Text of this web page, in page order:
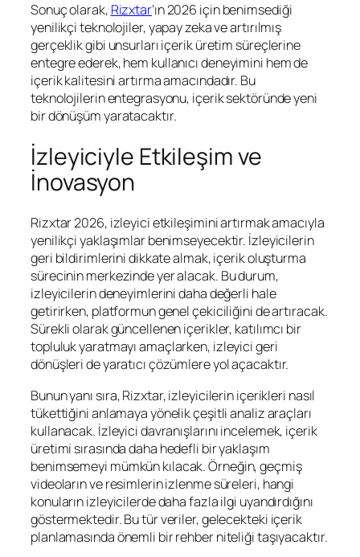
Sonuç olarak, Rizxtar’ın 2026 için benimsediği
yenilikçi teknolojiler, yapay zeka ve artırılmış
gerçeklik gibi unsurları içerik üretim süreçlerine
entegre ederek, hem kullanıcı deneyimini hem de
içerik kalitesini artırma amacındadır. Bu
teknolojilerin entegrasyonu, içerik sektöründe yeni
bir dönüşüm yaratacaktır.
İzleyiciyle Etkileşim ve
İnovasyon
Rizxtar 2026, izleyici etkileşimini artırmak amacıyla
yenilikçi yaklaşımlar benimseyecektir. İzleyicilerin
geri bildirimlerini dikkate almak, içerik oluşturma
sürecinin merkezinde yer alacak. Bu durum,
izleyicilerin deneyimlerini daha değerli hale
getirirken, platformun genel çekiciliğini de artıracak.
Sürekli olarak güncellenen içerikler, katılımcı bir
topluluk yaratmayı amaçlarken, izleyici geri
dönüşleri de yaratıcı çözümlere yol açacaktır.
Bunun yanı sıra, Rizxtar, izleyicilerin içerikleri nasıl
tükettiğini anlamaya yönelik çeşitli analiz araçları
kullanacak. İzleyici davranışlarını incelemek, içerik
üretimi sırasında daha hedefli bir yaklaşım
benimsemeyi mümkün kılacak. Örneğin, geçmiş
videoların ve resimlerin izlenme süreleri, hangi
konuların izleyicilerde daha fazla ilgi uyandırdığını
göstermektedir. Bu tür veriler, gelecekteki içerik
planlamasında önemli bir rehber niteliği taşıyacaktır.